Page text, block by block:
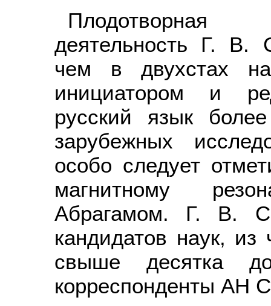
Плодотворная
деятельность Г. В.
чем в двухстах
инициатором и
русский язык
зарубежных
особо следует
магнитному
Абрагамом. Г. В.
кандидатов наук,
свыше десятка
корреспонденты АН